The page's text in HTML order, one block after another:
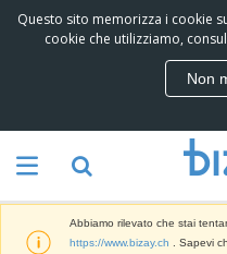
Questo sito memorizza i cookie
cookie che utilizziamo,
Non
Abbiamo rilevato che stai
https://www.bizay.ch
. Sapevi